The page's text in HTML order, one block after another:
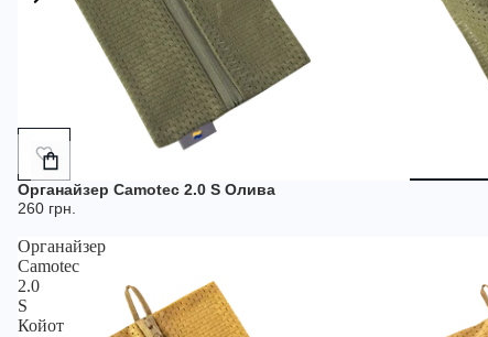
Додати
кошик
Органайзер Camotec 2.0 S Олива
260 грн.
Органайзер
Camotec
2.0
S
Койот